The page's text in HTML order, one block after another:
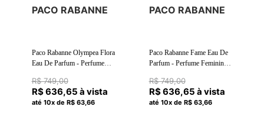
PACO RABANNE
Paco Rabanne Olympea Flora
Eau De Parfum - Perfume
R$ 749,00
R$ 636,65 à vista
até 10x de R$ 63,66
PACO RABANNE
Paco Rabanne Fame Eau De
Parfum - Perfume Feminino
R$ 749,00
R$ 636,65 à vista
até 10x de R$ 63,66